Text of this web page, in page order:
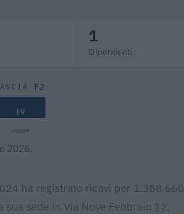
1
Dipendenti
F2
F9
>500M
2026.
ha registrato ricavi per 1.388.660
sede in Via Nove Febbraio 12,